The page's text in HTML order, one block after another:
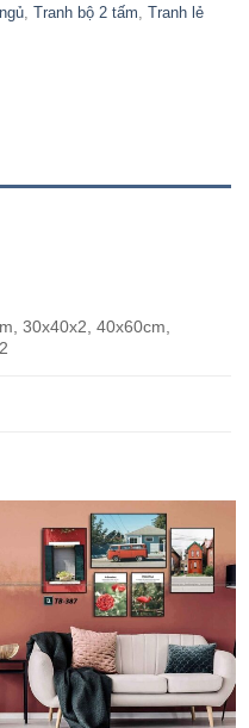
, Tranh bộ 2 tấm, Tranh lẻ
30x40x2, 40x60cm,